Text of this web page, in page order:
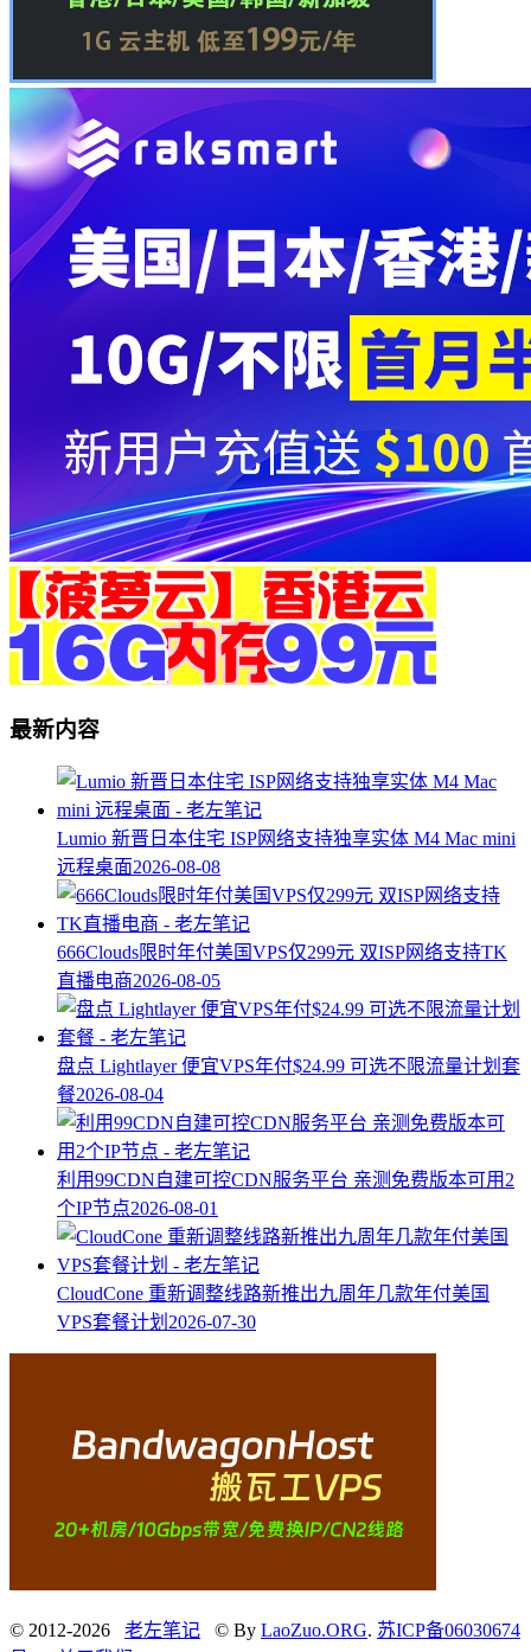
最新内容
Lumio 新晋日本住宅 ISP网络支持独享实体 M4 Mac mini
远程桌面2026-08-08
666Clouds限时年付美国VPS仅299元 双ISP网络支持TK
直播电商2026-08-05
盘点 Lightlayer 便宜VPS年付$24.99 可选不限流量计划套
餐2026-08-04
利用99CDN自建可控CDN服务平台 亲测免费版本可用2
个IP节点2026-08-01
CloudCone 重新调整线路新推出九周年几款年付美国
VPS套餐计划 2026-07-30
© 2012-2026 老左笔记 © By LaoZuo.ORG. 苏ICP备06030674